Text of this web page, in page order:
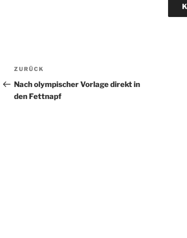
Beitragsnavigation
Vorheriger
Beitrag
ZURÜCK
Nach olympischer Vorlage direkt in
den Fettnapf